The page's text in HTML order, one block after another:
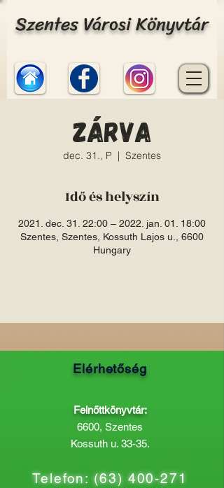
Szentes Városi Könyvtár
Zárva
dec. 31., P
  |
Szentes
Idő és helyszín
2021. dec. 31. 22:00 – 2022. jan. 01. 18:00
Szentes, Szentes, Kossuth Lajos u., 6600
Hungary
Elérhetőség
Felnőttkönyvtár:
6600, Szentes
Kossuth u. 33-35.
Telefon:(63) 400-271